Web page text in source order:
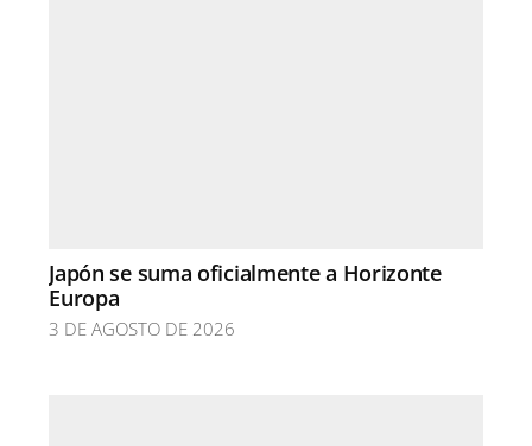
Japón se suma oficialmente a Horizonte
Europa
3 DE AGOSTO DE 2026